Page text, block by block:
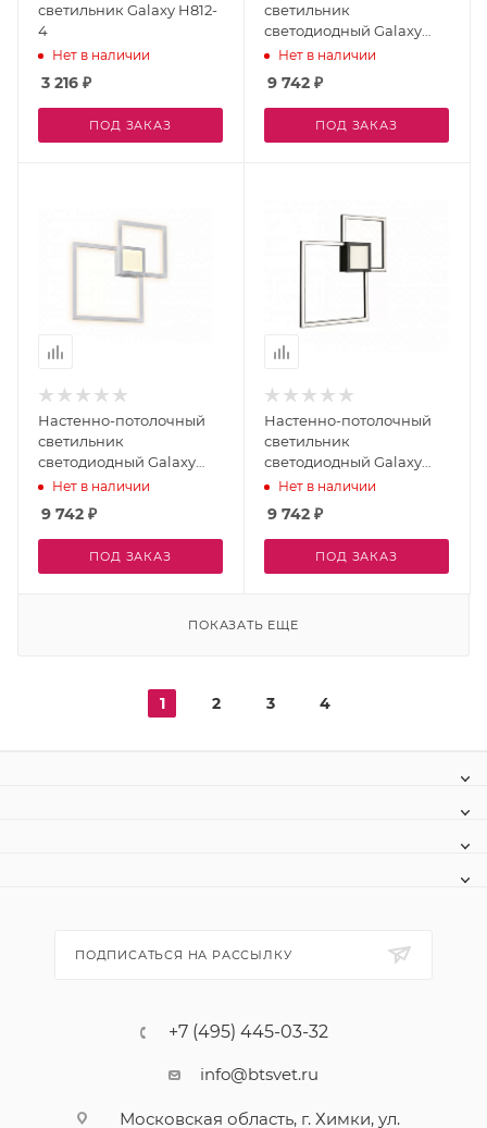
светильник Galaxy H812-
4
Нет в наличии
3 216 ₽
ПОД ЗАКАЗ
светильник
светодиодный Galaxy
X046224 24W 3000K BK
Нет в наличии
9 742 ₽
ПОД ЗАКАЗ
Настенно-потолочный
светильник
светодиодный Galaxy
X046224 24W 3000K WH
Нет в наличии
9 742 ₽
ПОД ЗАКАЗ
Настенно-потолочный
светильник
светодиодный Galaxy
X046424 24W 3000K BK
Нет в наличии
9 742 ₽
ПОД ЗАКАЗ
ПОКАЗАТЬ ЕЩЕ
1 2 3 4
ПОДПИСАТЬСЯ НА РАССЫЛКУ
+7 (495) 445-03-32
info@btsvet.ru
Московская область, г. Химки, ул.